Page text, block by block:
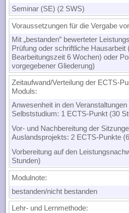
Seminar (SE) (2 SWS)
Voraussetzungen für die Vergabe
Mit „bestanden” bewerteter
Prüfung oder schriftliche Hausarbeit
Bearbeitungszeit 6 Wochen) oder
vorgegebener Gliederung)
Zeitaufwand/Verteilung der ECTS-
Moduls:
Anwesenheit in den
Selbststudium: 1 ECTS-Punkt (30
Vor- und Nachbereitung der
Auslandsprojekts: 2 ECTS-Punkte
Vorbereitung auf den
Stunden)
Modulnote:
bestanden/nicht bestanden
Lehr- und Lernmethode: